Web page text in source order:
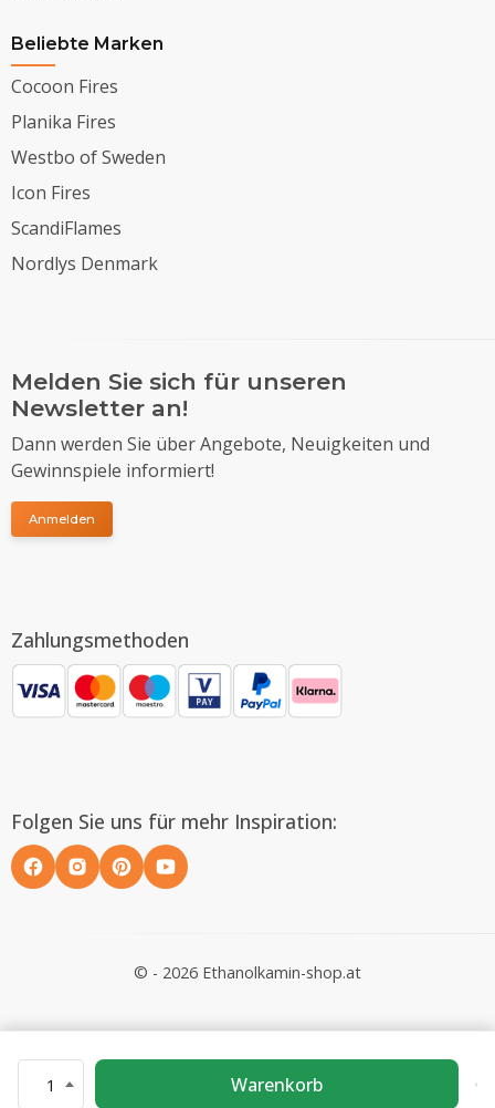
1 Warenkorb
Beliebte Marken
Cocoon Fires
Planika Fires
Westbo of Sweden
Icon Fires
ScandiFlames
Nordlys Denmark
Melden Sie sich für unseren
Newsletter an!
Dann werden Sie über Angebote, Neuigkeiten und
Gewinnspiele informiert!
Anmelden
Zahlungsmethoden
Folgen Sie uns für mehr Inspiration:
© - 2026 Ethanolkamin-shop.at